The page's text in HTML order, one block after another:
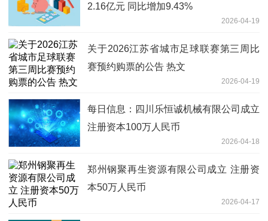
2.16亿元 同比增加9.43%
2026-04-19
关于2026江苏省城市足球联赛第三周比
赛预约购票的公告 热文
2026-04-19
每日信息：四川乐恒诚机械有限公司成立
注册资本100万人民币
2026-04-18
郑州钢聚再生资源有限公司成立 注册资
本50万人民币
2026-04-17